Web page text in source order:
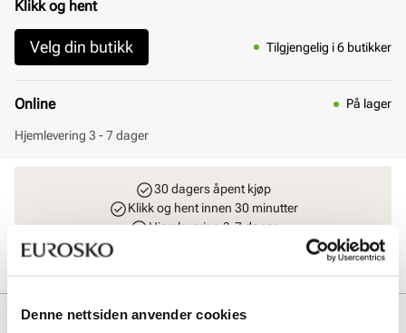
Denne nettsiden anvender cookies
Klikk og hent
Velg din butikk Tilgjengelig i 6 butikker
Online På lager
Hjemlevering 3 - 7 dager
30 dagers åpent kjøp
Klikk og hent innen 30 minutter
Hjemlevering 3-7 dager
Beskrivelse